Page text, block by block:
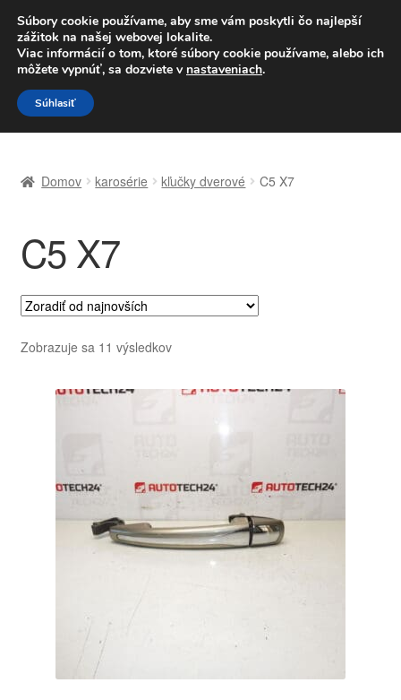
DOPRAVA od 6 EUR
Po–Pi 09:00–16:00 233 221 276
Preskočiť
na
navigáciu
Preskočiť
na
obsah
Celosvetová preprava
Doprava
Kontakt
Košík
Môj účet
Obchodné podmienky
Ochrana osobních údajů
Domov karosérie kľučky dverové C5 X7
C5 X7
Zobrazuje sa 11 výsledkovZoradené
najnovších
Súbory cookie používame, aby sme vám poskytli čo najlepší
zážitok na našej webovej lokalite.
Viac informácií o tom, ktoré súbory cookie používame, alebo ich
môžete vypnúť, sa dozviete v nastaveniach.
Súhlasiť